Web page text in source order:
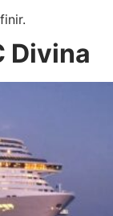
Divina